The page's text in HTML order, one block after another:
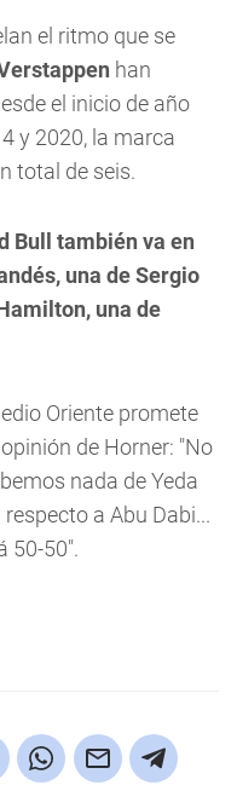
el ritmo que se
han
el inicio de año
y 2020, la marca
total de seis.
Bull también va en
una de Sergio
una de
Oriente promete
de Horner: "No
nada de Yeda
a Abu Dabi...
50-50".